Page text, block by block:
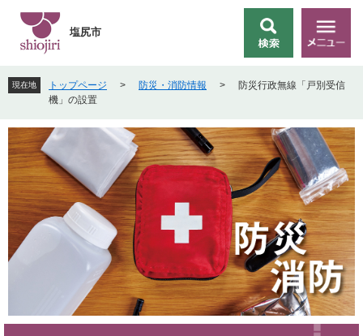
先
頭
す
。
を
飛
し
て
本
文
へ
索
メ
ニ
ー
塩尻市
現在地 トップページ > 防災・消防情報 >
防災行政無線「戸別受信
機」の設置